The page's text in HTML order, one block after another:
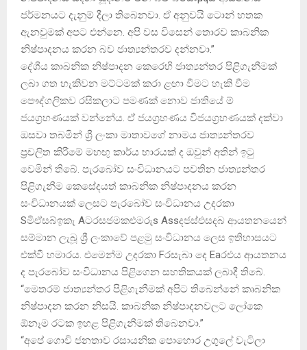
ජර්මනයට දැනුම් දීලා තිබෙනවා. ඒ අනුවයි ටොන් හතක
ඇනවුමක්‌ අපට එන්නෙ. අපි වස විසෙන් තොරව කාබනික
නිෂ්පාදනය කරන බව ජාත්‍යන්තරව දන්නවා.”
දේශීය කාබනික නිෂ්පාදන කෙරෙහි ජාත්‍යන්තර පිළිගැනීමක්‌
ලබා ගත හැකිවන මට්‌ටමක්‌ කරා ළඟා වීමට හැකි වීම
පෞද්ගලිකව රසිකලාට පමණක්‌ නොව ජාතියේ ම්
ජයග්‍රහණයක්‌ වන්නේය. ඒ ජයග්‍රහණය විජයග්‍රහණයක්‌ දක්‌වා
ඔසවා තබමින් ශ්‍රී ලංකා මාතාවගේ නාමය ජාත්‍යන්තරව
ප්‍රචලිත කිරීමේ මහඟු කාර්ය භාරයක්‌ ද ඔවුන් අතින් ඉටු
වෙමින් තිබේ. පැරබෝව සංවිධානයට පවතින ජාත්‍යන්තර
පිළිගැනීම කෙසේදයත් කාබනික නිෂ්පාදනය කරන
සංවිධානයක්‌ ලෙසට පැරබෝව සංවිධානය උදරකා
Sමිඒසබ්ඉකැ Aටරසජමකඑමරුs Assදජස්‌එසදබ ආයතනයෙන්
සම්මාන ලැබූ ශ්‍රී ලංකාවේ පළමු සංවිධානය ලෙස ඉතිහාසයට
එක්‌වී හමාරය. එමෙන්ම උදරකා Fරසැබා දෙ Eaරඑය ආයතනය
ද පැරබෝව සංවිධානය පිළිගෙන සහතිකයක්‌ ලබාදී තිබේ.
“මෙතරම් ජාත්‍යන්තර පිළිගැනීමක්‌ අපිට තිබෙන්නේ කෘබනික
නිෂ්පාදන කරන නිසයි. කාබනික නිෂ්පාදනවලට ලෝකෙ
ඕනෑම රටක ඉහළ පිළිගැනීමක්‌ තිබෙනවා.”
“අපේ ගොවි ජනතාව රසායනික පොහොර උගුලේ වැටිලා